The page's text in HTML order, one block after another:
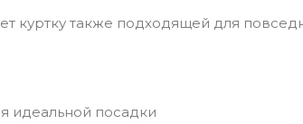
куртку также подходящей для
идеальной посадки